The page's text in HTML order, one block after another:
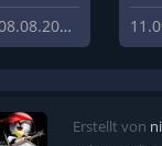
08.08.2020
Erstellt von